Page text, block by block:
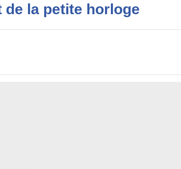
la petite horloge